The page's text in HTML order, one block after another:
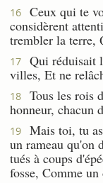
16
Ceux qui te
considèrent
trembler la terre,
17
Qui réduisait
villes, Et ne
18
Tous les rois
honneur, chacun
19
Mais toi, tu
un rameau qu'on
tués à coups
fosse, Comme